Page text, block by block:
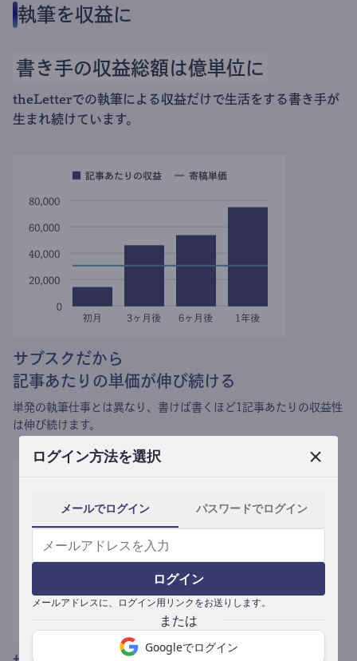
ログイン方法を選択
メールでログイン パスワードでログイン
ログイン
メールアドレスに、ログイン用リンクをお送りします。
Googleでログイン
執筆を収益に
書き手の収益総額は億単位に
theLetterでの執筆による収益だけで生活をする書き手が
生まれ続けています。
サブスクだから
記事あたりの単価が伸び続ける
単発の執筆仕事とは異なり、 書けば書くほど1記事あたりの収益性
は伸び続けます。